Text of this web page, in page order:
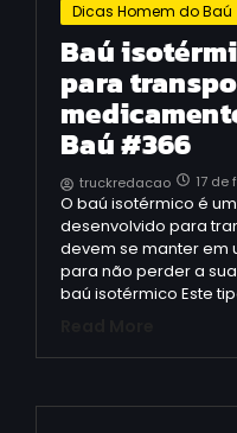
Dicas Homem do Baú
Baú
para
Baú #366
truckredacao 17 de
O baú isotérmico é
desenvolvido para
devem se manter
para não perder a
baú isotérmico Este